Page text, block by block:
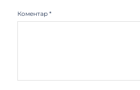
Коментар *